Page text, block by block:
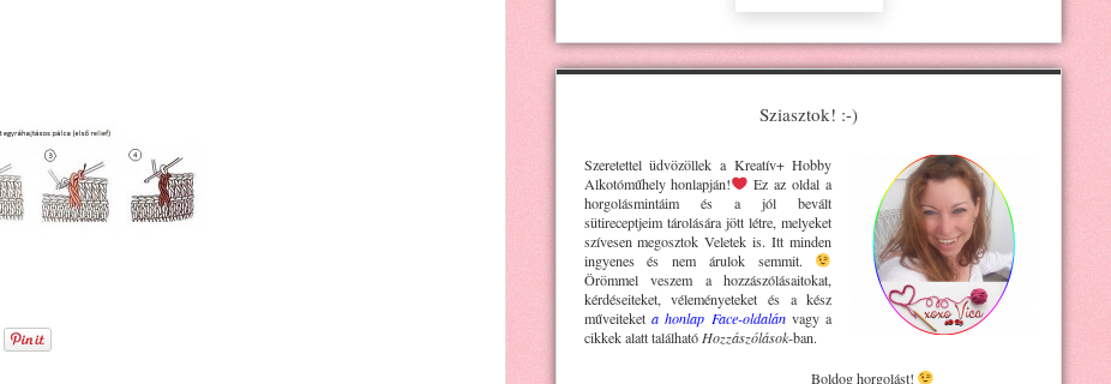
Sziasztok! :-)
Szeretettel üdvözöllek a Kreatív+ Hobby
Alkotóműhelyhonlapján!
Ez az oldal a
horgolásmintáim és a jól bevált
sütireceptjeim tárolására jött létre, melyeket
szívesen megosztok Veletek is. Itt minden
ingyenes és nem árulok semmit.
Örömmel veszem a hozzászólásaitokat,
kérdéseiteket, véleményeteket és a kész
műveiteket a honlap Face-oldalánvagy a
cikkek alatt található Hozzászólások-ban.
Boldog horgolást!